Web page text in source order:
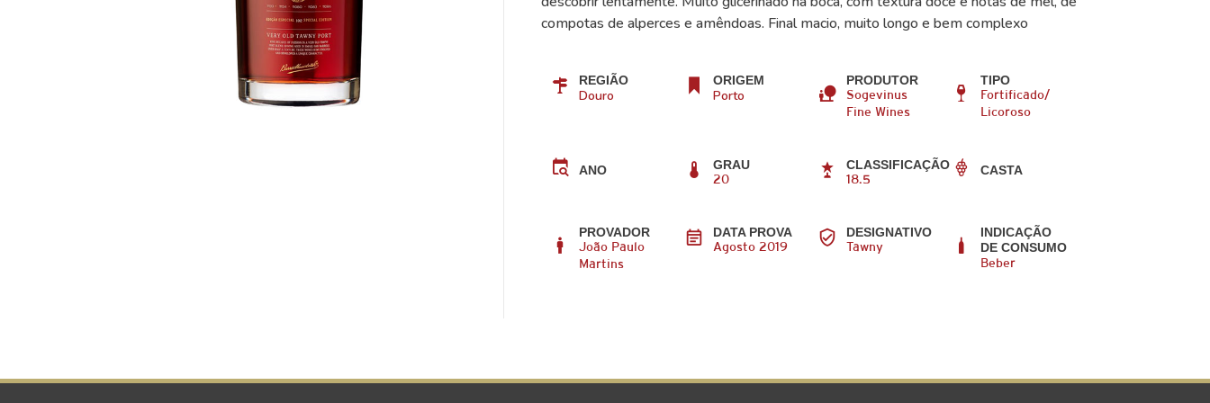
compotas de alperces e amêndoas. Final macio, muito longo e bem complexo
REGIÃO
Douro
ORIGEM
Porto
PRODUTOR
Sogevinus
Fine Wines
TIPO
Fortificado/
Licoroso
ANO GRAU
20
CLASSIFICAÇÃO
18.5
CASTA
PROVADOR
João Paulo
Martins
DATA PROVA
Agosto 2019
DESIGNATIVO
Tawny
INDICAÇÃO
DE CONSUMO
Beber